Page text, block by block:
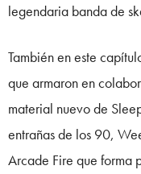
legendaria banda de
También en este
que armaron en
material nuevo de
entrañas de los 90,
Arcade Fire que forma